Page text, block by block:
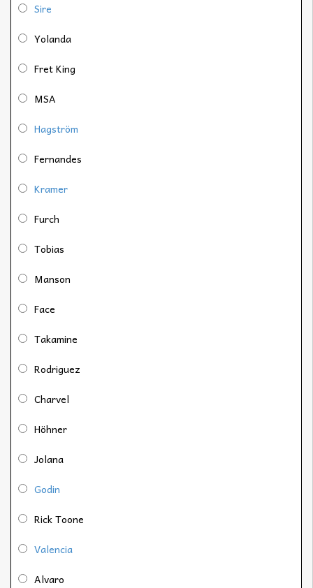
Sire
Yolanda
Fret King
MSA
Hagström
Fernandes
Kramer
Furch
Tobias
Manson
Face
Takamine
Rodriguez
Charvel
Höhner
Jolana
Godin
Rick Toone
Valencia
Alvaro